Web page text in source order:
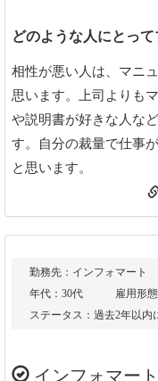
どのような人にとっ
相性が悪い人は、マニ
思います。上司よりも
や説明書が好きな人な
す。自分の裁量で仕事
と思います。
勤務先：インフォマート
年代：30代
雇用形
ステータス：過去2年以内
インフォマー